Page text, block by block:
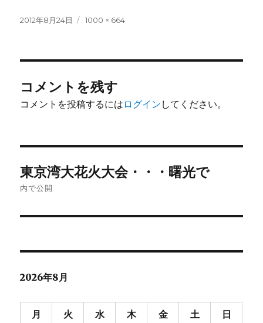
投
2012年8月24日
フ
1000 × 664
コメントを残す
コメントを投稿するには ログイン してください。
稿
ゲ
ー
シ
東京湾大花火大会・・・曙光で
内で公開
2026年8月
月 火 水 木 金 土 日